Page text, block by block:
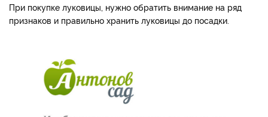
При покупке луковицы, нужно обратить внимание на ряд
признаков и правильно хранить луковицы до посадки.